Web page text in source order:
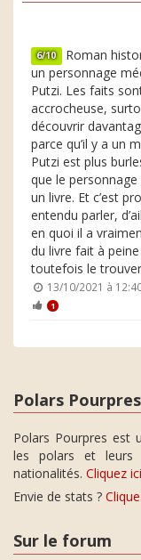
6/10 Roman
un personnage
Putzi. Les faits
accrocheuse,
découvrir
parce qu’il y a un
Putzi est plus
que le
un livre. Et c’est
entendu parler,
en quoi il a
du livre fait à
toutefois le
13/10/2021 à
1
Polars Pourpres
Polars Pourpres est
les polars et
nationalités. Cliquez ici
Envie de stats ?
Sur le forum